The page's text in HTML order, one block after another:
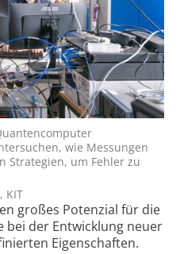
wie Messungen
Strategien, um Fehler zu
KIT
großes Po­ten­zial für die
bei der Ent­wick­lung neuer
Eigen­schaf­ten.